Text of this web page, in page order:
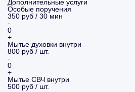
Дополнительные услуги
Особые поручения
350 руб / 30 мин
-
0
+
Мытье духовки внутри
800 руб / шт.
-
0
+
Мытье СВЧ внутри
500 руб / шт.